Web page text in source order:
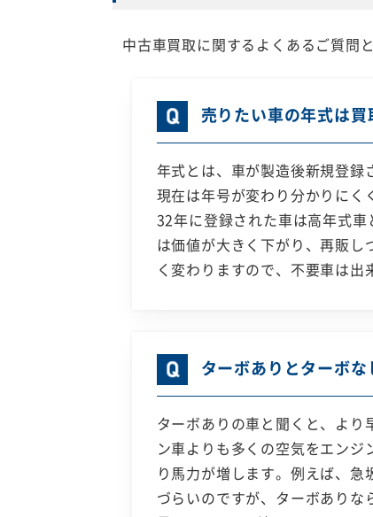
中古車買取に関するよくあるご質問
売りたい車の年式は
年式とは、車が製造後新規登録
現在は年号が変わり分かりに
32年に登録された車は高年式
は価値が大きく下がり、再販
く変わりますので、不要車は出
ターボありとターボ
ターボありの車と聞くと、よ
ン車よりも多くの空気をエン
り馬力が増します。例えば、
づらいのですが、ターボあり